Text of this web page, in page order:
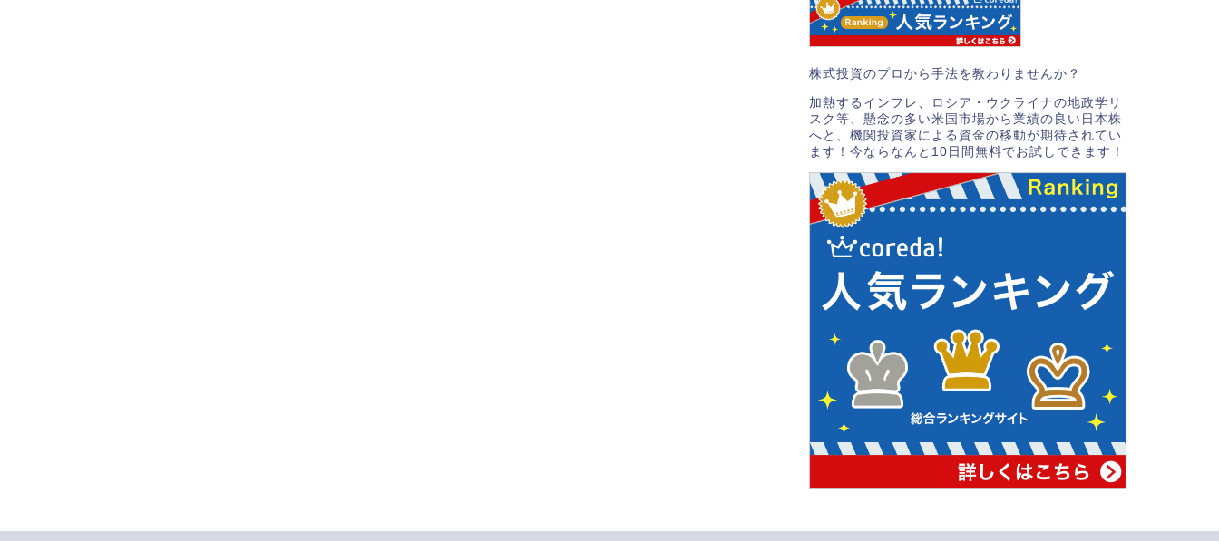
株式投資のプロから手法を教わりませんか？
加熱するインフレ、ロシア・ウクライナの地政学リ
スク等、懸念の多い米国市場から業績の良い日本株
へと、機関投資家による資金の移動が期待されてい
ます！今ならなんと10日間無料でお試しできます！